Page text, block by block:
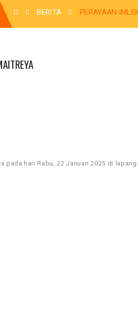
BERITA PERAYAAN
pada hari Rabu, 22 Januari 2025 di